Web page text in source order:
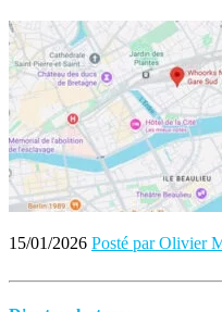
15/01/2026 Posté par Olivier